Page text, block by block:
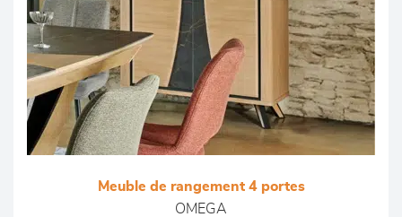
Meuble de rangement 4 portes
OMEGA